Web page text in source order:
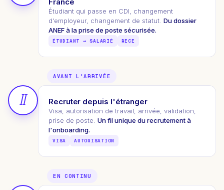
Étudiant qui passe en CDI, changement
d'employeur, changement de statut. Du dossier
ANEF à la prise de poste sécurisée.
ÉTUDIANT → SALARIÉ RECE
AVANT L'ARRIVÉE
II Recruter depuis l'étranger
Visa, autorisation de travail, arrivée, validation,
prise de poste. Un fil unique du recrutement à
l'onboarding.
VISA AUTORISATION
EN CONTINU